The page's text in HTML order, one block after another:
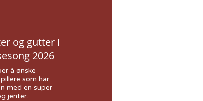
og gutter i
2026
å ønske
som har
med en super
jenter.